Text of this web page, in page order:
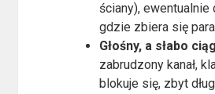
ściany), ewentualnie
gdzie zbiera się
Głośny, a słabo
zabrudzony kanał,
blokuje się, zbyt